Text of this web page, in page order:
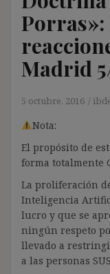
Madrid
5 octubre, 2016
Nota:
El propósito de
forma totalmente
La proliferación
Inteligencia
lucro y que se
ningún respeto
llevado a
a las personas